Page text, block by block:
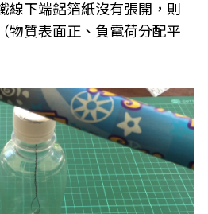
線下端鋁箔紙沒有張開，則
物質表面正、負電荷分配平